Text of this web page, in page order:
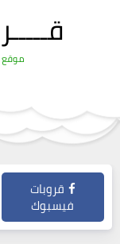
موقع
قروبات
فيسبوك